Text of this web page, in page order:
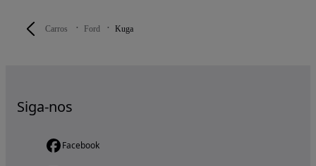
Carros Ford Kuga
Siga-nos
Facebook